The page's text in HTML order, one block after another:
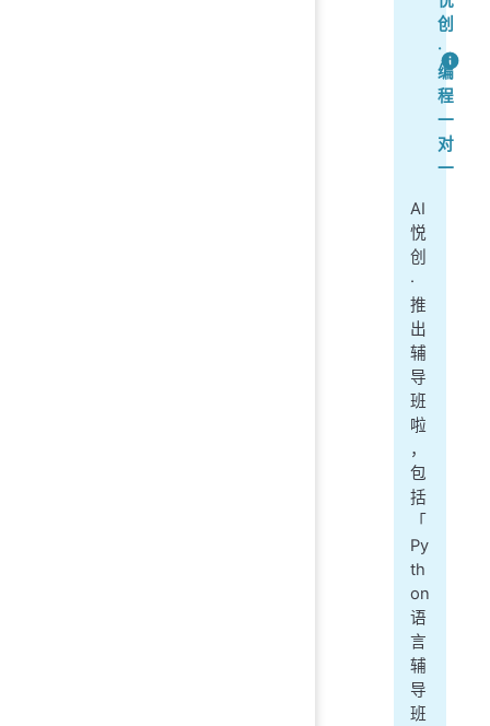
创
·
编
程
一
对
一
AI
悦
创
·
推
出
辅
导
班
啦
，
包
括
「
Py
th
on
语
言
辅
导
班